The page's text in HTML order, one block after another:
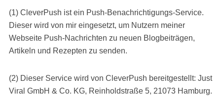
(1) CleverPush ist ein Push-Benachrichtigungs-Service.
Dieser wird von mir eingesetzt, um Nutzern meiner
Webseite Push-Nachrichten zu neuen Blogbeiträgen,
Artikeln und Rezepten zu senden.
(2) Dieser Service wird von CleverPush bereitgestellt: Just
Viral GmbH & Co. KG, Reinholdstraße 5, 21073 Hamburg.